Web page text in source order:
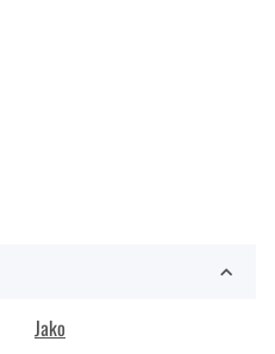
Jako